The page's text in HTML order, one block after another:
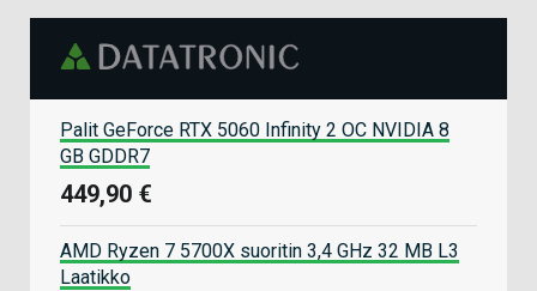
Palit GeForce RTX 5060 Infinity 2 OC NVIDIA 8
GB GDDR7
449,90 €
AMD Ryzen 7 5700X suoritin 3,4 GHz 32 MB L3
Laatikko